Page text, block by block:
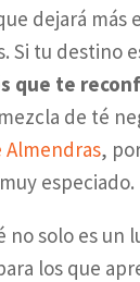
dejará más
Si tu destino
que te
de té
Almendras,
especiado.
no solo es un
los que